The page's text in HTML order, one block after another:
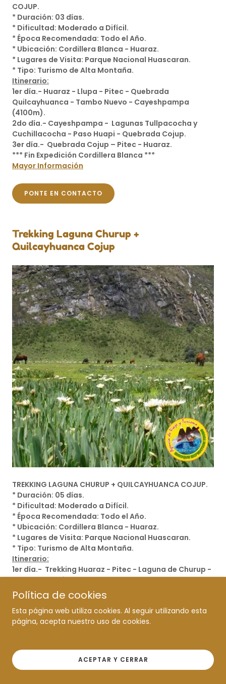
COJUP.
* Duración: 03 días.
* Dificultad: Moderado a Difícil.
* Época Recomendada: Todo el Año.
* Ubicación: Cordillera Blanca - Huaraz.
* Lugares de Visita: Parque Nacional Huascaran.
* Tipo: Turismo de Alta Montaña.
Itinerario:
1er día.- Huaraz - Llupa - Pitec - Quebrada
Quilcayhuanca - Tambo Nuevo - Cayeshpampa
(4100m).
2do día.- Cayeshpampa - Lagunas Tullpacocha y
Cuchillacocha - Paso Huapi - Quebrada Cojup.
3er día.- Quebrada Cojup – Pitec - Huaraz.
*** Fin Expedición Cordillera Blanca ***
Mayor Información
PONTE EN CONTACTO
Trekking Laguna Churup +
Quilcayhuanca Cojup
TREKKING LAGUNA CHURUP + QUILCAYHUANCA COJUP.
* Duración: 05 días.
* Dificultad: Moderado a Difícil.
* Época Recomendada: Todo el Año.
* Ubicación: Cordillera Blanca - Huaraz.
* Lugares de Visita: Parque Nacional Huascaran.
* Tipo: Turismo de Alta Montaña.
Itinerario:
1er día.- Trekking Huaraz - Pitec - Laguna de Churup -
Quebrada Quilcayhuanca.
2do día. - Quebrada Quilcayhuanca - Cayeshpampa
3er día. - Campamento Cayeshpampa - Laguna
Tullpacocha - Laguna Cuchillacocha (4625m) -
Campamento Cuchilla.
5to día. - Quebrada Cojup - Huaraz.
*** Fin Expedición de Trekking ***
Política de cookies
Esta página web utiliza cookies. Al seguir utilizando esta
página, acepta nuestro uso de cookies.
ACEPTAR Y CERRAR